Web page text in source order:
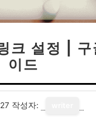
크 설정 |
이드
작성자: